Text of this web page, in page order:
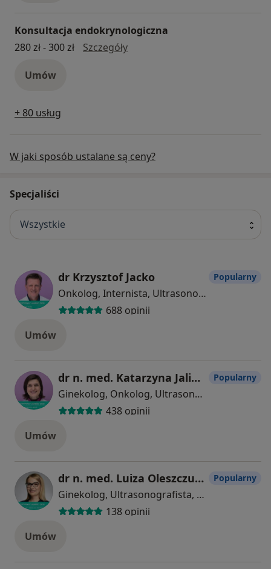
Konsultacja endokrynologiczna
280 zł - 300 zł
SzczegółyKonsultacja endokrynologiczna
Umów
+ 80 usług
W jaki sposób ustalane są ceny?
Specjaliści
Wszystkie
dr Krzysztof Jacko
Onkolog, Internista, Ultrasonografista
688 opinii
Popularny
Umów
dr n. med. Katarzyna Jalinik
Ginekolog, Onkolog, Ultrasonografista
438 opinii
Popularny
Umów
dr n. med. Luiza Oleszczuk-Modzelewska
Ginekolog, Ultrasonografista, Androlog
138 opinii
Popularny
Umów